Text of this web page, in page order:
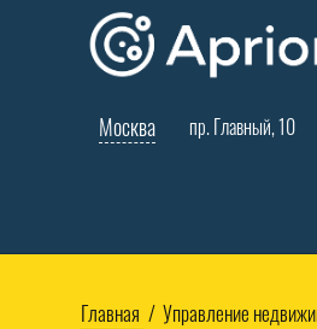
Москва пр. Главный, 10
Главная Управление